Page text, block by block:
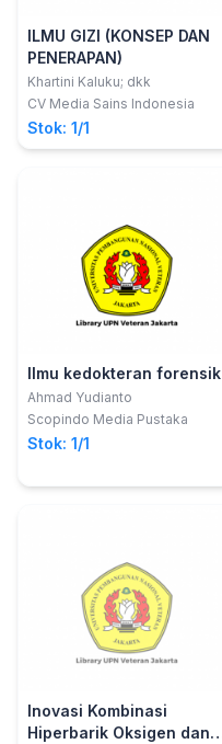
ILMU GIZI (KONSEP DAN
PENERAPAN)
Khartini Kaluku; dkk
CV Media Sains Indonesia
Stok: 1/1
Ilmu kedokteran forensik
Ahmad Yudianto
Scopindo Media Pustaka
Stok: 1/1
Inovasi Kombinasi
Hiperbarik Oksigen dan